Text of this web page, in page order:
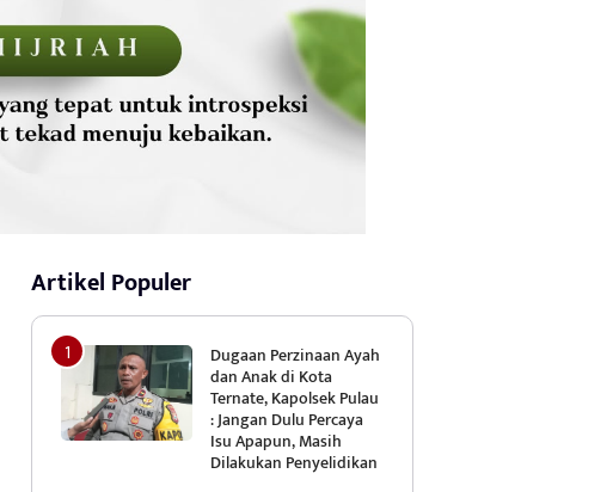
Artikel Populer
Dugaan Perzinaan Ayah
dan Anak di Kota
Ternate, Kapolsek Pulau
: Jangan Dulu Percaya
Isu Apapun, Masih
Dilakukan Penyelidikan